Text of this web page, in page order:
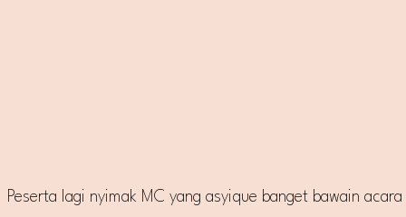
Peserta lagi nyimak MC yang asyique banget bawain acara